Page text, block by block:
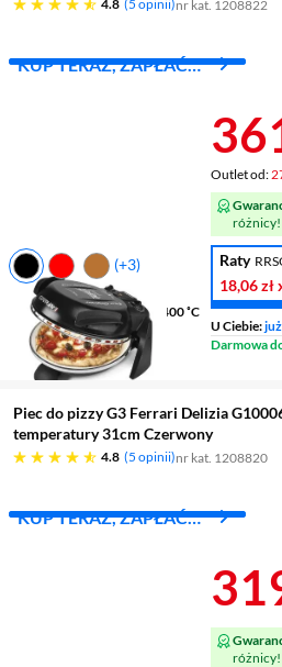
4.8 5 opinii nr kat. 1208822
KUP TERAZ, ZAPŁAĆ
(+3)
Moc
1200 W
Maksymalna temperatura
400 ˚C
Średnica pizzy 31 cm
Timer tak
Outlet od:
różnicy!
Raty
18,06 zł
U Ciebie:
Darmowa
Piec do pizzy G3 Ferrari Delizia
temperatury 31cm Czerwony
4.8
4.8 gwiazdek 5 opinii nr kat. 1208820
KUP TERAZ, ZAPŁAĆ
różnicy!